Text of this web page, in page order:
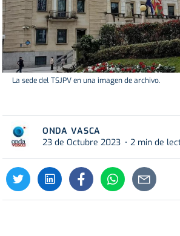
La sede del TSJPV en una imagen de archivo.
ONDA VASCA
23 de Octubre 2023
2 min de